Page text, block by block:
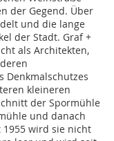
der Gegend. Über
und die lange
der Stadt. Graf +
als Architekten,
Denkmalschutzes
kleineren
der Spormühle
und danach
wird sie nicht